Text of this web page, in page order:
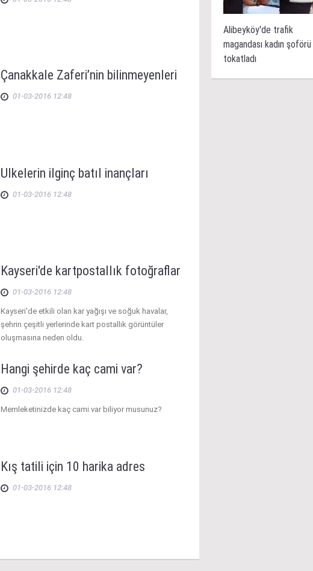
Çanakkale Zaferi’nin bilinmeyenleri
01-03-2016 12:48
Ülkelerin ilginç batıl inançları
01-03-2016 12:48
Kayseri'de kartpostallık fotoğraflar
01-03-2016 12:48
Kayseri'de etkili olan kar yağışı ve soğuk havalar,
şehrin çeşitli yerlerinde kart postallık görüntüler
oluşmasına neden oldu.
Hangi şehirde kaç cami var?
01-03-2016 12:48
Memleketinizde kaç cami var biliyor musunuz?
Kış tatili için 10 harika adres
01-03-2016 12:48
Alibeyköy'de trafik
magandası kadın şoförü
tokatladı